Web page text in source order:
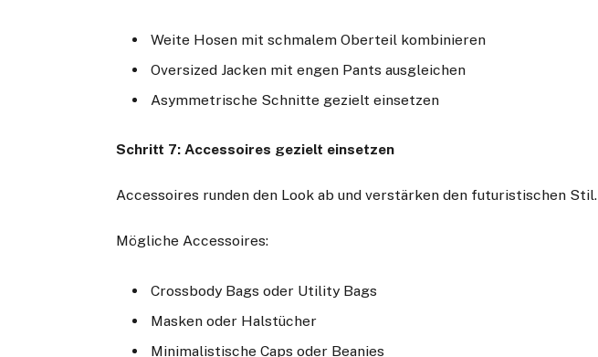
Weite Hosen mit schmalem Oberteil kombinieren
Oversized Jacken mit engen Pants ausgleichen
Asymmetrische Schnitte gezielt einsetzen
Schritt 7: Accessoires gezielt einsetzen
Accessoires runden den Look ab und verstärken den futuristischen Stil.
Mögliche Accessoires:
Crossbody Bags oder Utility Bags
Masken oder Halstücher
Minimalistische Caps oder Beanies